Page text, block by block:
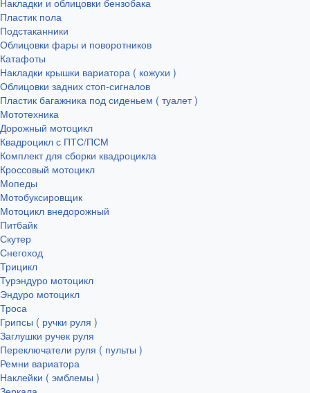
Накладки и облицовки бензобака
Пластик пола
Подстаканники
Облицовки фары и поворотников
Катафоты
Накладки крышки вариатора ( кожухи )
Облицовки задних стоп-сигналов
Пластик багажника под сиденьем ( туалет )
Мототехника
Дорожный мотоцикл
Квадроцикл с ПТС/ПСМ
Комплект для сборки квадроцикла
Кроссовый мотоцикл
Мопеды
Мотобуксировщик
Мотоцикл внедорожный
Питбайк
Скутер
Снегоход
Трицикл
Турэндуро мотоцикл
Эндуро мотоцикл
Троса
Грипсы ( ручки руля )
Заглушки ручек руля
Переключатели руля ( пульты )
Ремни вариатора
Наклейки ( эмблемы )